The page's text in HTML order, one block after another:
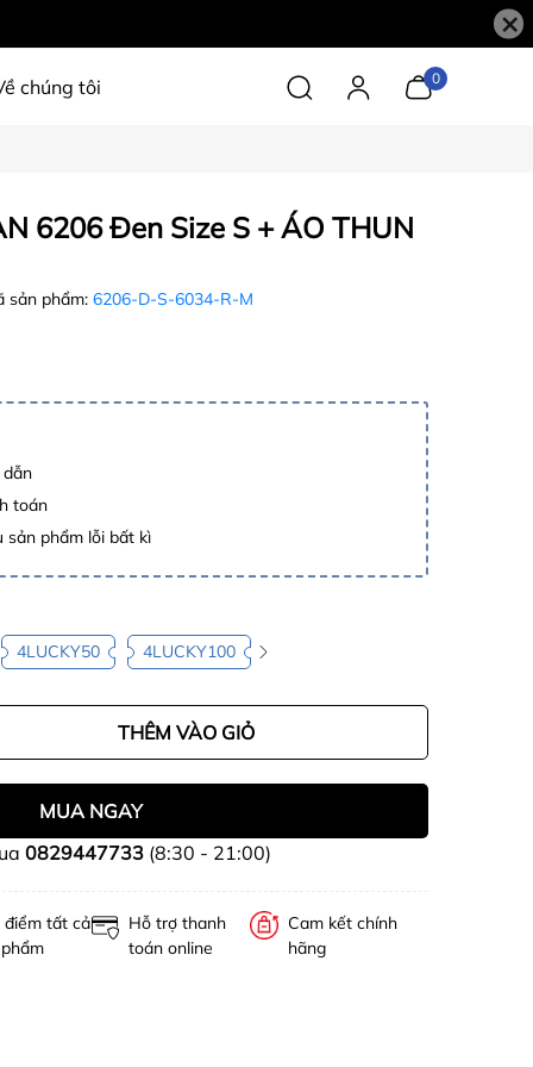
×
chúng tôi 0
6206 Đen Size S + ÁO THUN
sản phẩm: 6206-D-S-6034-R-M
toán
phẩm lỗi bất kì
4LUCKY50 4LUCKY100
THÊM VÀO GIỎ
MUA NGAY
0829447733(8:30 - 21:00)
điểm tất cả
Hỗ trợ thanh
toán online
Cam kết chính
hãng